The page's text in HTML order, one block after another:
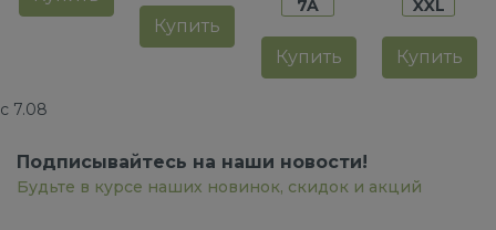
Купить
7A
Купить
XXL
Купить
с 7.08
Подписывайтесь на наши новости!
Будьте в курсе наших новинок, скидок и акций